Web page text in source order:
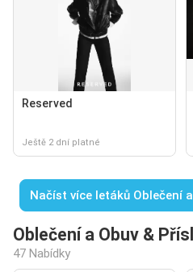
Reserved
Ještě 2 dní platné
Načíst více letáků Oblečení
Oblečení a Obuv &
47 Nabídky